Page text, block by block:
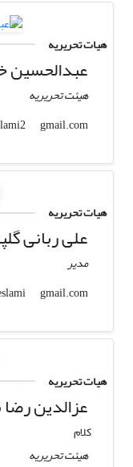
هیات تحریریه
عبدالحسین
هیئت تحریریه
kalameslami2
gmail.com
هیات تحریریه
علی ربانی
مدیر
kalameeslami
gmail.com
هیات تحریریه
عزالدین رضا
کلام
هیئت تحریریه